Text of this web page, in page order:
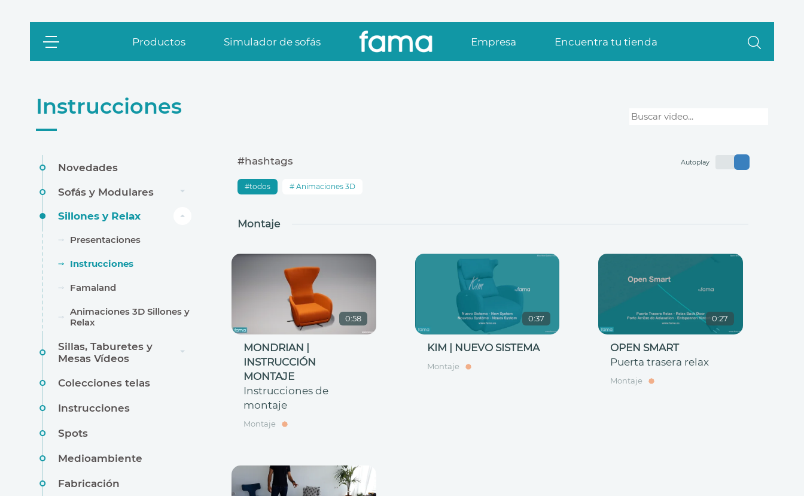
Productos Simulador de sofás Empresa Encuentra tu tienda
Instrucciones
Novedades
Sofás y Modulares
Sillones y Relax
Presentaciones
Instrucciones
Famaland
Animaciones 3D Sillones y
Relax
Sillas, Taburetes y
Mesas Vídeos
Colecciones telas
Instrucciones
Spots
Medioambiente
Fabricación
#hashtags
todos Animaciones 3D
Autoplay
Montaje
0:58
MONDRIAN |
INSTRUCCIÓN
MONTAJE
Instrucciones de
montaje
Montaje
0:37
KIM | NUEVO SISTEMA
Montaje
0:27
OPEN SMART
Puerta trasera relax
Montaje